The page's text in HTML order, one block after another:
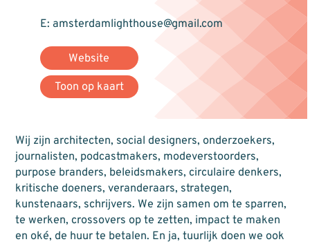
E: amsterdamlighthouse@gmail.com
Website
Toon op kaart
Wij zijn architecten, social designers, onderzoekers,
journalisten, podcastmakers, modeverstoorders,
purpose branders, beleidsmakers, circulaire denkers,
kritische doeners, veranderaars, strategen,
kunstenaars, schrijvers. We zijn samen om te sparren,
te werken, crossovers op te zetten, impact te maken
en oké, de huur te betalen. En ja, tuurlijk doen we ook